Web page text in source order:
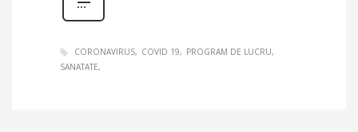
CORONAVIRUS COVID 19
PROGRAM DE LUCRU
SANATATE